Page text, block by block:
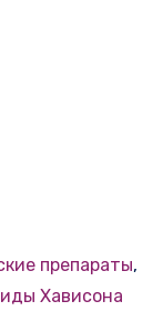
препараты,
Хависона